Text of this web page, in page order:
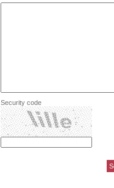
Security code